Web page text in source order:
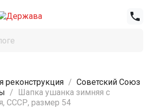

реконструкция
Советский Союз
Шапка ушанка зимняя с
СССР, размер 54